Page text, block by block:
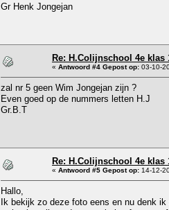
Gr Henk Jongejan
Re: H.Colijnschool 4e klas
« Antwoord #4 Gepost op: 03-10-
zal nr 5 geen Wim Jongejan zijn ?
Even goed op de nummers letten H.J
Gr.B.T
Re: H.Colijnschool 4e klas
« Antwoord #5 Gepost op: 14-12-
Hallo,
Ik bekijk zo deze foto eens en nu denk